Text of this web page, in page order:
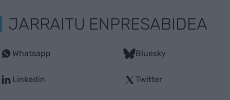
JARRAITU ENPRESABIDEA
Whatsapp
Linkedin
Bluesky
Twitter